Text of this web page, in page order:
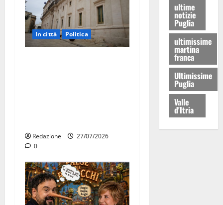
In città Politica
Redazione
27/07/2026
0
ultime
notizie
Puglia
ultimissime
martina
franca
Ultimissime
Puglia
Valle
d'Itria